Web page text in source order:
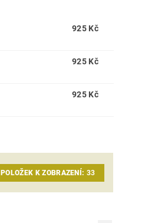
925 Kč
925 Kč
925 Kč
POLOŽEK K ZOBRAZENÍ: 33